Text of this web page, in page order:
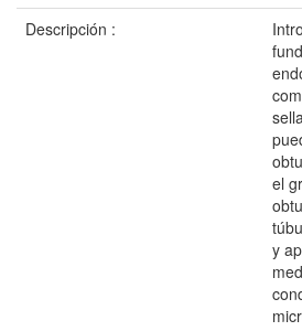
Descripción :
el
y